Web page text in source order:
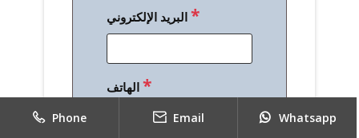
البريد الإلكتروني*
الهاتف*
Phone Email Whatsapp